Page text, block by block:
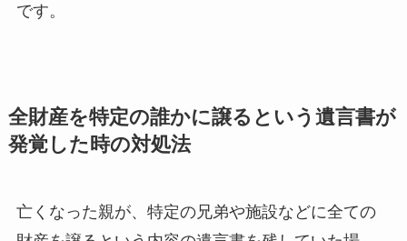
です。
全財産を特定の誰かに譲るという遺言書が
発覚した時の対処法
亡くなった親が、特定の兄弟や施設などに全ての